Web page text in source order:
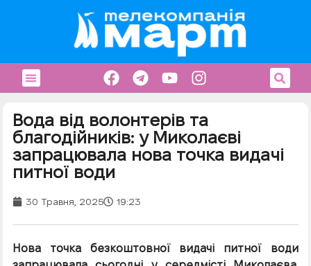
Вода від волонтерів та
благодійників: у Миколаєві
запрацювала нова точка видачі
питної води
30 Травня, 2025 19:23
Нова точка безкоштовної видачі питної води